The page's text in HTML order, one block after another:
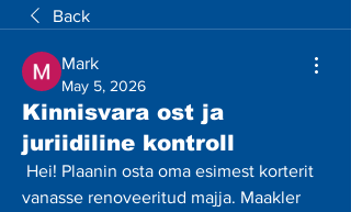
Back
Mark
May 5, 2026
Kinnisvara ost ja
juriidiline kontroll
Hei! Plaanin osta oma esimest korterit
vanasse renoveeritud majja. Maakler